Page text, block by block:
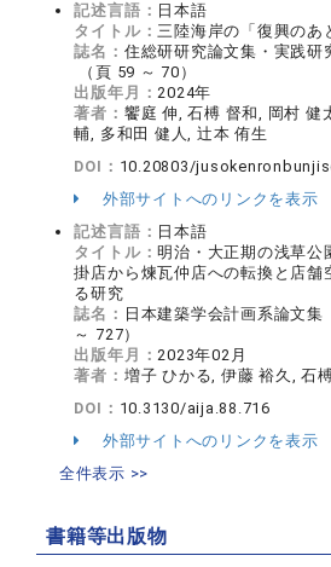
記述言語： 日本語
タイトル：三陸海岸の「復興のあ
誌名： 住総研研究論文集・実践
（頁 59 ～ 70）
出版年月：2024年
著者： 饗庭 伸, 石榑 督和, 岡村 健
輔, 多和田 健人, 辻本 侑生
DOI： 10.20803/
外部サイトへのリンクを表示
記述言語： 日本語
タイトル：明治・大正期の浅草公
掛店から煉瓦仲店への転換と店舗
る研究
誌名： 日本建築学会計画系論文
～ 727）
出版年月：2023年02月
著者： 増子 ひかる, 伊藤 裕久, 石
DOI： 10.3130/aija.88.716
外部サイトへのリンクを表示
全件表示 >>
書籍等出版物